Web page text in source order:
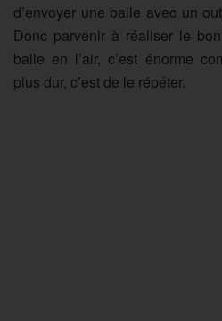
d’envoyer une balle avec un
Donc parvenir à réaliser le
balle en l’air, c’est énorme
plus dur, c’est de le répéter.